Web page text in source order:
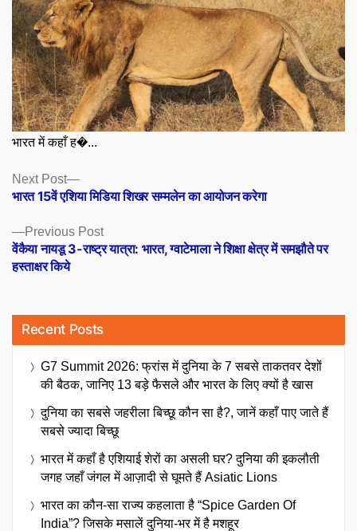
भारत में कहाँ ह�...
Posts
navigation
Previous PostPrevious
post:
वेंकैया नायडू 3-राष्ट्र यात्रा: भारत, ग्वाटेमाला ने शिक्षा क्षेत्र में समझौते पर
हस्ताक्षर किये
Next Post
Next
post:
भारत 15वें एशिया मिडिया शिखर सम्मलेन का आयोजन करेगा
Recent Posts
G7 Summit 2026: फ्रांस में दुनिया के 7 सबसे ताकतवर देशों
की बैठक, जानिए 13 बड़े फैसले और भारत के लिए क्यों है खास
दुनिया का सबसे जहरीला बिच्छू कौन सा है?, जानें कहाँ पाए जाते हैं
सबसे ज्यादा बिच्छू
भारत में कहाँ है एशियाई शेरों का असली घर? दुनिया की इकलौती
जगह जहाँ जंगल में आज़ादी से घूमते हैं Asiatic Lions
भारत का कौन-सा राज्य कहलाता है “Spice Garden Of
India”? जिसके मसालें दुनिया-भर में है मशहूर